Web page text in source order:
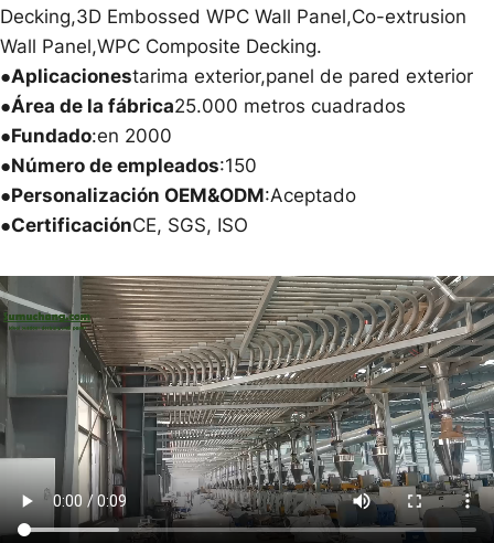
Decking,3D Embossed WPC Wall Panel,Co-extrusion
Wall Panel,WPC Composite Decking.
●Aplicacionestarima exterior,panel de pared exterior
●Área de la fábrica25.000 metros cuadrados
●Fundado:en 2000
●Número de empleados:150
●Personalización OEM&ODM:Aceptado
●CertificaciónCE, SGS, ISO